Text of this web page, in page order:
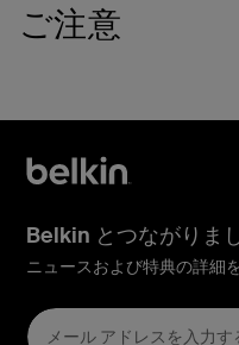
ご注意
Belkin とつながりま
ニュースおよび特典の詳細